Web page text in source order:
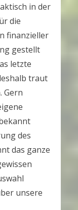
in der
die
finanzieller
gestellt
letzte
traut
Gern
des
das ganze
unsere